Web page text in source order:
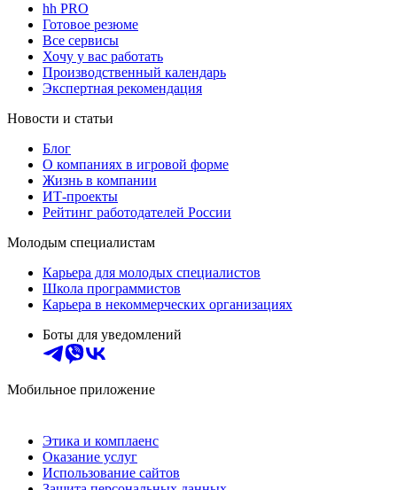
hh PRO
Готовое резюме
Все сервисы
Хочу у вас работать
Производственный календарь
Экспертная рекомендация
Новости и статьи
Блог
О компаниях в игровой форме
Жизнь в компании
ИТ-проекты
Рейтинг работодателей России
Молодым специалистам
Карьера для молодых специалистов
Школа программистов
Карьера в некоммерческих организациях
Боты для уведомлений
Мобильное приложение
Этика и комплаенс
Оказание услуг
Использование сайтов